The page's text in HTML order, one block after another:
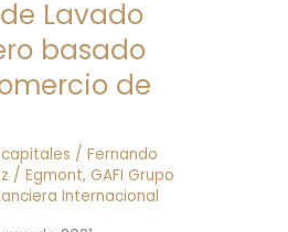
Lavado
basado
de
/ Fernando
/ Egmont, GAFI Grupo
Internacional